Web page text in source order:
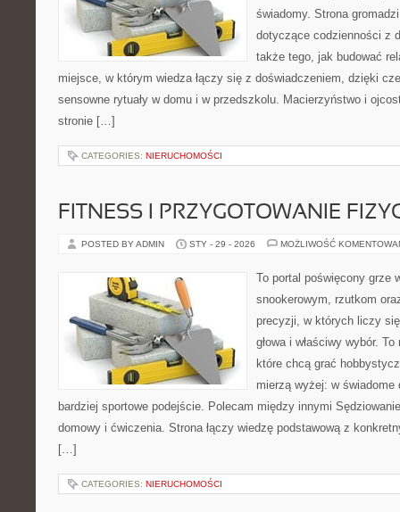
świadomy. Strona
dotyczące codzienności z
także tego, jak budować
miejsce, w którym wiedza łączy się z doświadczeniem, dzięki
sensowne rytuały w domu i w przedszkolu. Macierzyństwo i
stronie […]
CATEGORIES: NIERUCHOMOŚCI
FITNESS I PRZYGOTOWANIE
POSTED BY ADMIN STY - 29 - 2026 MOŻLIWOŚĆ
To portal poświęcony grze
snookerowym, rzutkom
precyzji, w których liczy
głowa i właściwy wybór.
które chcą grać
mierzą wyżej: w
bardziej sportowe podejście. Polecam między innymi
domowy i ćwiczenia. Strona łączy wiedzę podstawową z
[…]
CATEGORIES: NIERUCHOMOŚCI